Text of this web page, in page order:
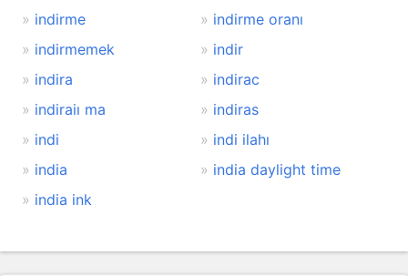
indirme
indirme oranı
indirmemek
indir
indira
indirac
indiraiı ma
indiras
indi
indi ilahı
india
india daylight time
india ink